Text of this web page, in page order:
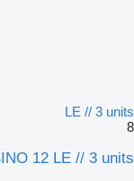
LE // 3 units
8
12 LE // 3 units